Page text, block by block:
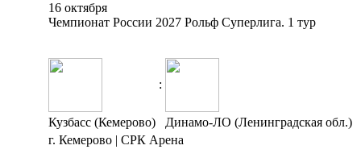
16 октября
Чемпионат России 2027 Рольф Суперлига. 1 тур
:
Кузбасс (Кемерово)
Динамо-ЛО (Ленинградская обл.)
г. Кемерово | СРК Арена